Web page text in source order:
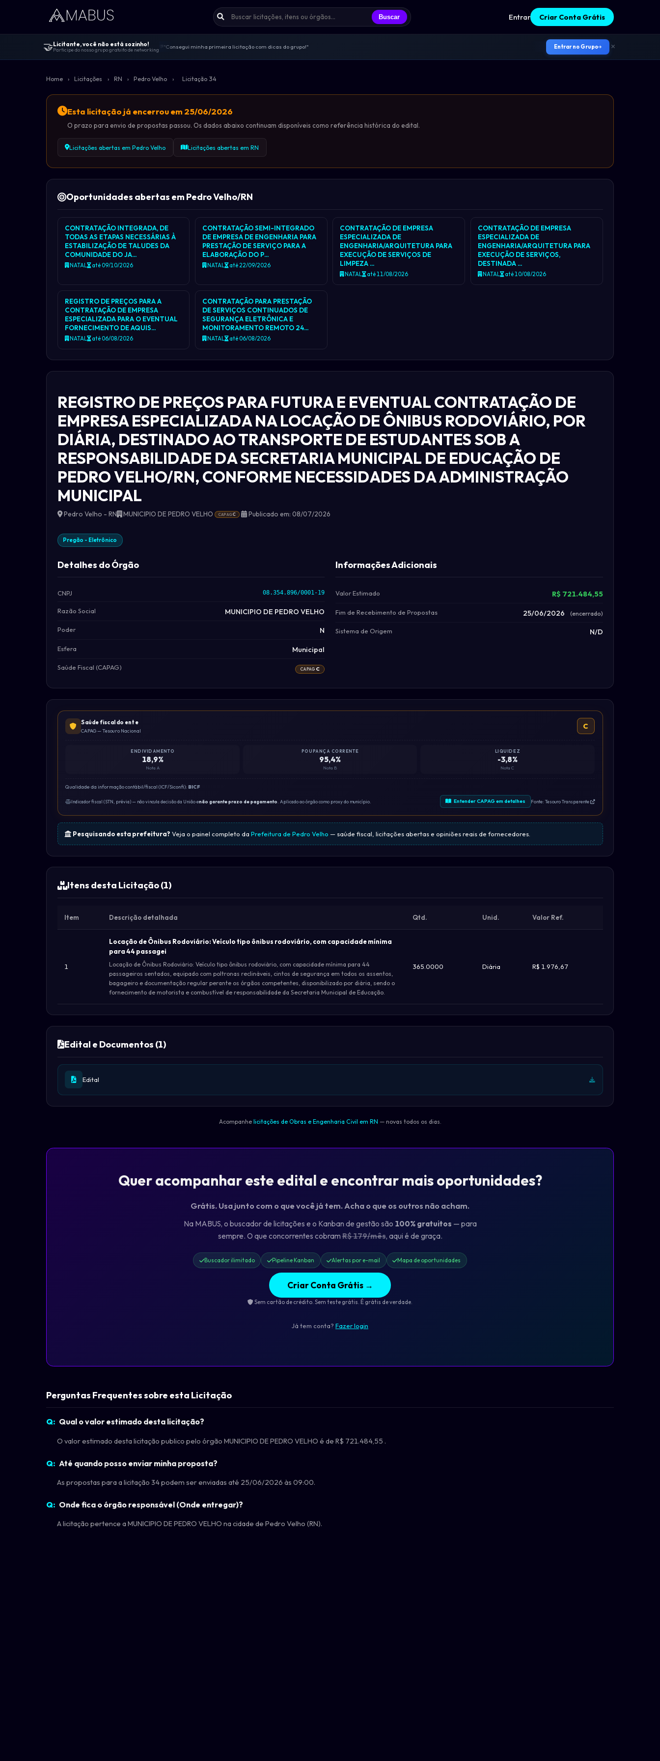
Buscar Entrar Criar Conta Grátis
🤝Licitante, você não está sozinho!
Participe do nosso grupo gratuito de networking "Consegui minha primeira licitação com dicas do grupo!"
🔓100% gratuito — sem vendas, sem spam, só networking real
Entrar no Grupo
Home › Licitações › RN › Pedro Velho › Licitação 34
Esta licitação já encerrou em 25/06/2026
O prazo para envio de propostas passou. Os dados abaixo continuam disponíveis como referência histórica do edital.
Licitações abertas em Pedro Velho Licitações abertas em RN
Oportunidades abertas em Pedro Velho/RN
CONTRATAÇÃO INTEGRADA, DE
TODAS AS ETAPAS NECESSÁRIAS À
ESTABILIZAÇÃO DE TALUDES DA
COMUNIDADE DO JA…
NATAL até 09/10/2026
CONTRATAÇÃO SEMI-INTEGRADO
DE EMPRESA DE ENGENHARIA PARA
PRESTAÇÃO DE SERVIÇO PARA A
ELABORAÇÃO DO P…
NATAL até 22/09/2026
CONTRATAÇÃO DE EMPRESA
ESPECIALIZADA DE
ENGENHARIA/ARQUITETURA PARA
EXECUÇÃO DE SERVIÇOS DE
LIMPEZA …
NATAL até 11/08/2026
CONTRATAÇÃO DE EMPRESA
ESPECIALIZADA DE
ENGENHARIA/ARQUITETURA PARA
EXECUÇÃO DE SERVIÇOS,
DESTINADA …
NATAL até 10/08/2026
REGISTRO DE PREÇOS PARA A
CONTRATAÇÃO DE EMPRESA
ESPECIALIZADA PARA O EVENTUAL
FORNECIMENTO DE AQUIS…
NATAL até 06/08/2026
CONTRATAÇÃO PARA PRESTAÇÃO
DE SERVIÇOS CONTINUADOS DE
SEGURANÇA ELETRÔNICA E
MONITORAMENTO REMOTO 24…
NATAL até 06/08/2026
REGISTRO DE PREÇOS PARA FUTURA E EVENTUAL CONTRATAÇÃO DE
EMPRESA ESPECIALIZADA NA LOCAÇÃO DE ÔNIBUS RODOVIÁRIO, POR
DIÁRIA, DESTINADO AO TRANSPORTE DE ESTUDANTES SOB A
RESPONSABILIDADE DA SECRETARIA MUNICIPAL DE EDUCAÇÃO DE
PEDRO VELHO/RN, CONFORME NECESSIDADES DA ADMINISTRAÇÃO
MUNICIPAL
Pedro Velho - RN MUNICIPIO DE PEDRO VELHO CAPAGC Publicado em: 08/07/2026
Pregão - Eletrônico
Detalhes do Órgão
CNPJ 08.354.896/0001-19
Razão Social MUNICIPIO DE PEDRO VELHO
Poder N
Esfera Municipal
Saúde Fiscal (CAPAG) CAPAG C
Informações Adicionais
Valor Estimado R$ 721.484,55
Fim de Recebimento de Propostas 25/06/2026 (encerrado)
Sistema de Origem N/D
Saúde fiscal do ente
CAPAG — Tesouro Nacional
C
ENDIVIDAMENTO
18,9%
Nota A
POUPANÇA CORRENTE
95,4%
Nota B
LIQUIDEZ
-3,8%
Nota C
Qualidade da informação contábil/fiscal (ICF/Siconfi): BICF
Indicador fiscal (STN, prévia) — não vincula decisão da União enão garante prazo de pagamento . Aplicado ao órgão como proxy do município. Entender CAPAG em detalhes Fonte: Tesouro Transparente
Pesquisando esta prefeitura? Veja o painel completo da Prefeitura de Pedro Velho — saúde fiscal, licitações abertas e opiniões reais de fornecedores.
Itens desta Licitação (1)
Item Descrição detalhada Qtd. Unid. Valor Ref.
1
Locação de Ônibus Rodoviário: Veículo tipo ônibus rodoviário, com capacidade mínima
para 44 passagei
Locação de Ônibus Rodoviário: Veículo tipo ônibus rodoviário, com capacidade mínima para 44
passageiros sentados, equipado com poltronas reclináveis, cintos de segurança em todos os assentos,
bagageiro e documentação regular perante os órgãos competentes, disponibilizado por diária, sendo o
fornecimento de motorista e combustível de responsabilidade da Secretaria Municipal de Educação.
365.0000 Diária R$ 1.976,67
Edital e Documentos (1)
Edital
Acompanhe licitações de Obras e Engenharia Civil em RN — novas todos os dias.
Quer acompanhar este edital e encontrar mais oportunidades?
Grátis. Usa junto com o que você já tem. Acha o que os outros não acham.
Na MABUS, o buscador de licitações e o Kanban de gestão são 100% gratuitos — para
sempre. O que concorrentes cobramR$ 179/mês, aqui é de graça.
Buscador ilimitado Pipeline Kanban Alertas por e-mail Mapa de oportunidades
Criar Conta Grátis →
Sem cartão de crédito. Sem teste grátis. É grátis de verdade.
Já tem conta? Fazer login
Perguntas Frequentes sobre esta Licitação
Qual o valor estimado desta licitação?
O valor estimado desta licitação publico pelo órgão MUNICIPIO DE PEDRO VELHO é de R$ 721.484,55 .
Até quando posso enviar minha proposta?
As propostas para a licitação 34 podem ser enviadas até 25/06/2026 às 09:00.
Onde fica o órgão responsável (Onde entregar)?
A licitação pertence a MUNICIPIO DE PEDRO VELHO na cidade de Pedro Velho (RN).